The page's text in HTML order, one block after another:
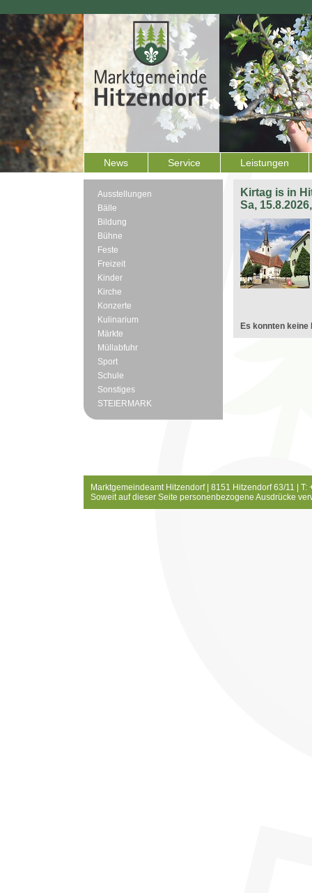
News Service Leistungen
Ausstellungen
Bälle
Bildung
Bühne
Feste
Freizeit
Kinder
Kirche
Konzerte
Kulinarium
Märkte
Müllabfuhr
Sport
Schule
Sonstiges
STEIERMARK
Kirtag is in
Sa,
Es konnten keine
Marktgemeindeamt Hitzendorf | 8151 Hitzendorf 63/11 |
Soweit auf dieser Seite personenbezogene Ausdrücke